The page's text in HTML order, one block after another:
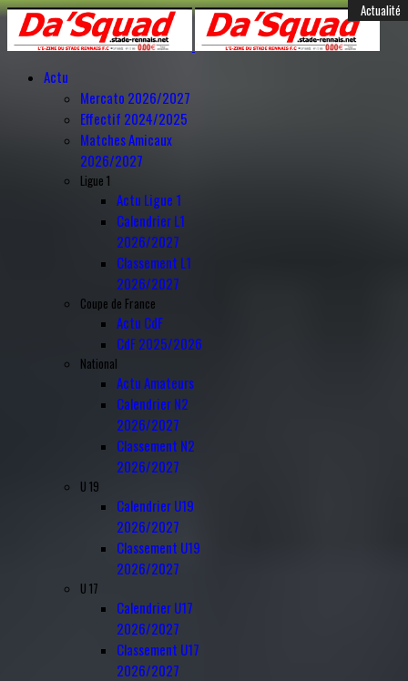
Actu
Mercato 2026/2027
Effectif 2024/2025
Matches Amicaux
2026/2027
Ligue 1
Actu Ligue 1
Calendrier L1
2026/2027
Classement L1
2026/2027
Coupe de France
Actu CdF
CdF 2025/2026
National
Actu Amateurs
Calendrier N2
2026/2027
Classement N2
2026/2027
U 19
Calendrier U19
2026/2027
Classement U19
2026/2027
U 17
Calendrier U17
2026/2027
Classement U17
2026/2027
Mercato
Mercato
Féminines
Mercato
Mercato
Amical
Actualité
Mercato
Mercato
Actualité
Mercato
Mercato
Mercato
Mercato
Mercato
Actualité
Anciens
Actualité
précédente
précédent
suivante
suivant